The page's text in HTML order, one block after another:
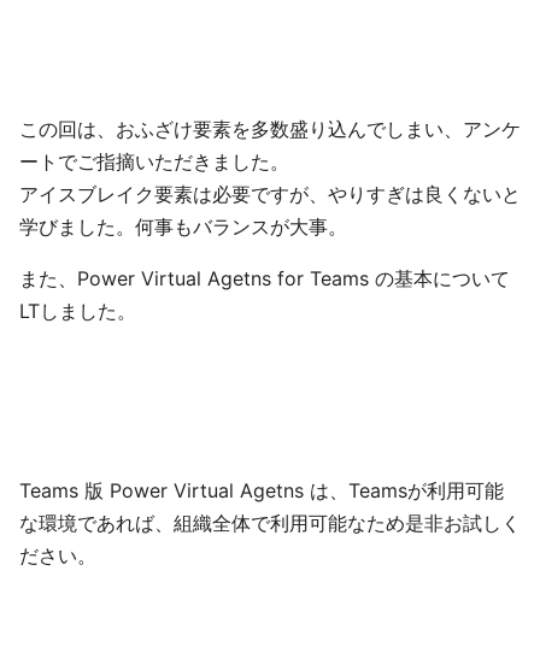
この回は、おふざけ要素を多数盛り込んでしまい、アンケ
ートでご指摘いただきました。
アイスブレイク要素は必要ですが、やりすぎは良くないと
学びました。何事もバランスが大事。
また、Power Virtual Agetns for Teams の基本について
LTしました。
Teams 版 Power Virtual Agetns は、Teamsが利用可能
な環境であれば、組織全体で利用可能なため是非お試しく
ださい。